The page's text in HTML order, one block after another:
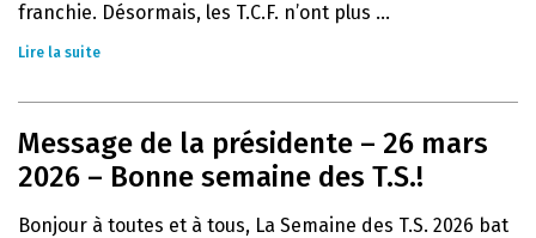
franchie. Désormais, les T.C.F. n’ont plus ...
Lire la suite
Message de la présidente – 26 mars
2026 – Bonne semaine des T.S.!
Bonjour à toutes et à tous, La Semaine des T.S. 2026 bat